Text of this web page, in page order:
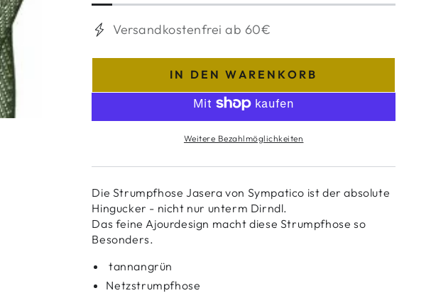
Versandkostenfrei ab 60€
IN DEN WARENKORB
Weitere Bezahlmöglichkeiten
Die Strumpfhose Jasera von Sympatico ist der absolute
Hingucker - nicht nur unterm Dirndl.
Das feine Ajourdesign macht diese Strumpfhose so
Besonders.
tannangrün
Netzstrumpfhose